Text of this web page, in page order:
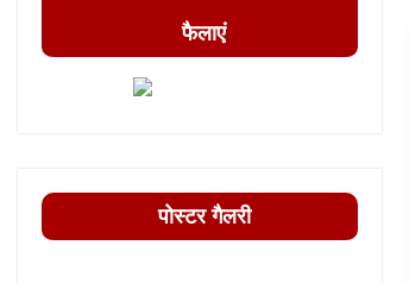
फैलाएं
पोस्टर गैलरी